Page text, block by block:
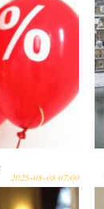
2025-08-08 07:00